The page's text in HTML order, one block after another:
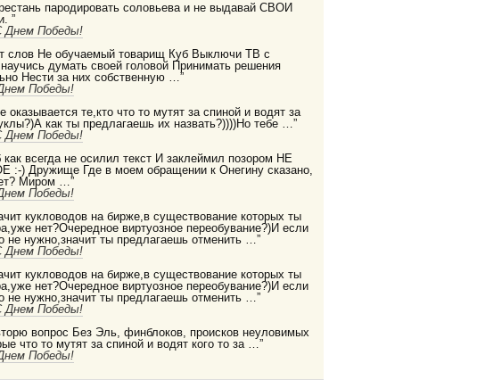
пародировать соловьева и не выдавай СВОИ
”
Днем Победы!
слов Не обучаемый товарищ Куб Выключи ТВ с
научись думать своей головой Принимать решения
Нести за них собственную …”
Победы!
оказывается те,кто что то мутят за спиной и водят за
как ты предлагаешь их назвать?))))Но тебе …”
Днем Победы!
как всегда не осилил текст И заклеймил позором НЕ
) Дружище Где в моем обращении к Онегину сказано,
Миром …”
Победы!
кукловодов на бирже,в существование которых ты
нет?Очередное виртуозное переобувание?)И если
не нужно,значит ты предлагаешь отменить …”
Днем Победы!
кукловодов на бирже,в существование которых ты
нет?Очередное виртуозное переобувание?)И если
не нужно,значит ты предлагаешь отменить …”
Днем Победы!
вопрос Без Эль, финблоков, происков неуловимых
что то мутят за спиной и водят кого то за …”
Победы!